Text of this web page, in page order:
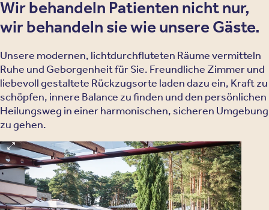
Wir behandeln Patienten nicht nur,
wir behandeln sie wie unsere Gäste.
Unsere modernen, lichtdurchfluteten Räume vermitteln
Ruhe und Geborgenheit für Sie. Freundliche Zimmer und
liebevoll gestaltete Rückzugsorte laden dazu ein, Kraft zu
schöpfen, innere Balance zu finden und den persönlichen
Heilungsweg in einer harmonischen, sicheren Umgebung
zu gehen.